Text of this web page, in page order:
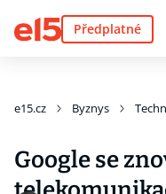
Předplatné
e15.cz Byznys
Google se